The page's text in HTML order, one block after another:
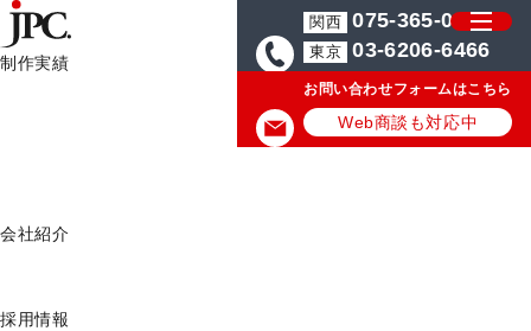
制作実績
会社紹介
採用情報
関西 075-365-0571
東京 03-6206-6466
お問い合わせフォームはこちら
Web商談も対応中
カタログ制作・パンフレットデザイン会社はJPC 美容・健康・スポー
グ・パンフレット制作の実績/事